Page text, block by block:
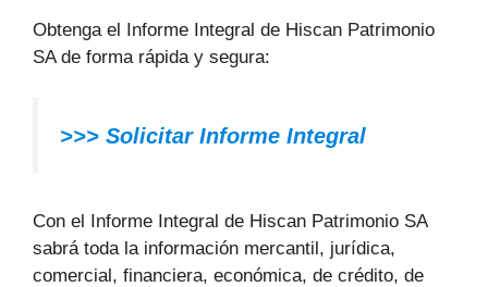
Obtenga el Informe Integral de Hiscan Patrimonio
SA de forma rápida y segura:
>>> Solicitar Informe Integral
Con el Informe Integral de Hiscan Patrimonio SA
sabrá toda la información mercantil, jurídica,
comercial, financiera, económica, de crédito, de